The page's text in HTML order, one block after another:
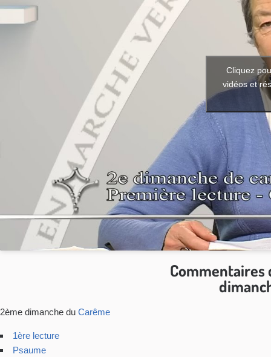
Cliquez
vidéos et
Commentaires
2ème dimanche du Carême
1ère lecture
Psaume